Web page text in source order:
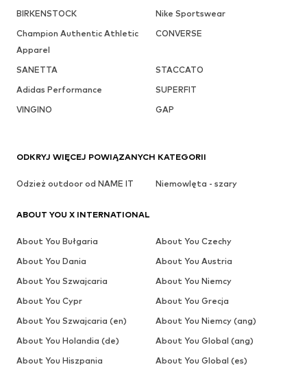
BIRKENSTOCK
Nike Sportswear
Champion Authentic Athletic
Apparel
CONVERSE
SANETTA
STACCATO
Adidas Performance
SUPERFIT
VINGINO
GAP
ODKRYJ WIĘCEJ POWIĄZANYCH KATEGORII
Odzież outdoor od NAME IT Niemowlęta - szary
ABOUT YOU X INTERNATIONAL
About You Bułgaria
About You Czechy
About You Dania
About You Austria
About You Szwajcaria
About You Niemcy
About You Cypr
About You Grecja
About You Szwajcaria (en)
About You Niemcy (ang)
About You Holandia (de)
About You Global (ang)
About You Hiszpania
About You Global (es)